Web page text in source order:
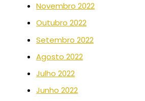
Novembro 2022
Outubro 2022
Setembro 2022
Agosto 2022
Julho 2022
Junho 2022